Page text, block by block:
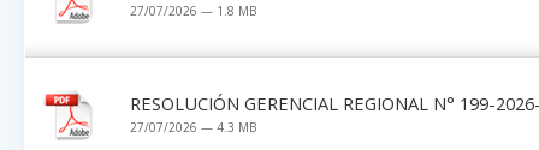
27/07/2026 — 1.8 MB
RESOLUCIÓN GERENCIAL REGIONAL N° 199-
27/07/2026 — 4.3 MB